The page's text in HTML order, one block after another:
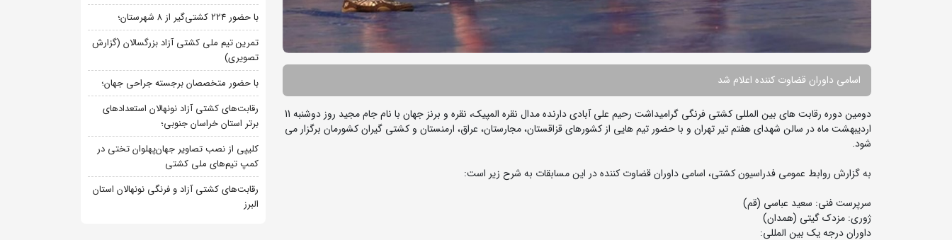
اسامی داوران قضاوت کننده اعلام شد
دومین دوره رقابت های بین المللی کشتی فرنگی گرامیداشت رحیم علی آبادی دارنده مدال نقره المپیک، نقره و برنز جهان با نام جام مجید روز دوشنبه 11
اردیبهشت ماه در سالن شهدای هفتم تیر تهران و با حضور تیم هایی از کشورهای قزاقستان، مجارستان، عراق، ارمنستان و کشتی گیران کشورمان برگزار می
شود.
به گزارش روابط عمومی فدراسیون کشتی، اسامی داوران قضاوت کننده در این مسابقات به شرح زیر است:
سرپرست فنی: سعید عباسی (قم)
ژوری: مزدک گیتی (همدان)
داوران درجه یک بین المللی:
با حضور ۲۲۴ کشتی‌گیر از ۸ شهرستان؛
تمرین تیم ملی کشتی آزاد بزرگسالان (گزارش
تصویری)
با حضور متخصصان برجسته جراحی جهان؛
رقابت‌های کشتی آزاد نونهالان استعدادهای
برتر استان خراسان جنوبی؛
کلیپی از نصب تصاویر جهان‌پهلوان تختی در
کمپ تیم‌های ملی کشتی
رقابت‌های کشتی آزاد و فرنگی نونهالان استان
البرز